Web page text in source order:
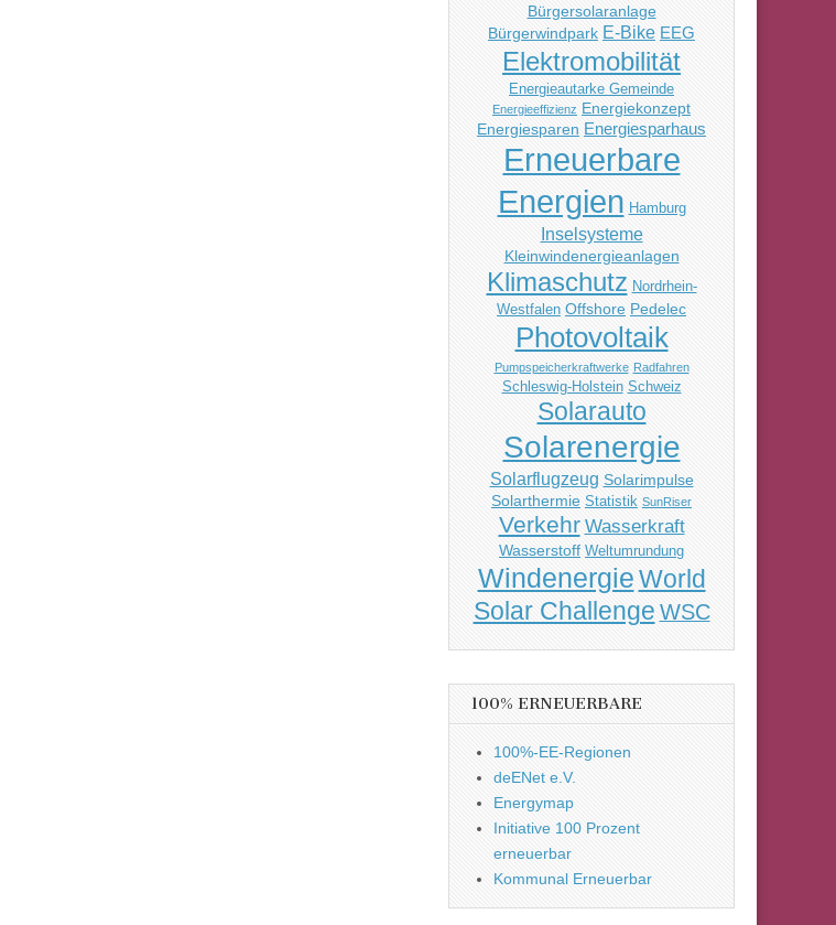
Bürgersolaranlage
Bürgerwindpark E-Bike EEG
Elektromobilität
Energieautarke Gemeinde
Energieeffizienz Energiekonzept
Energiesparen Energiesparhaus
Erneuerbare
Energien Hamburg
Inselsysteme
Kleinwindenergieanlagen
Klimaschutz Nordrhein-
Westfalen Offshore Pedelec
Photovoltaik
Pumpspeicherkraftwerke Radfahren
Schleswig-Holstein Schweiz
Solarauto
Solarenergie
Solarflugzeug Solarimpulse
Solarthermie Statistik SunRiser
Verkehr Wasserkraft
Wasserstoff Weltumrundung
Windenergie World
Solar Challenge WSC
100% ERNEUERBARE
100%-EE-Regionen
deENet e.V.
Energymap
Initiative 100 Prozent
erneuerbar
Kommunal Erneuerbar